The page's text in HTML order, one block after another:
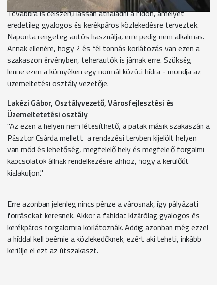
Továbbra is célszerű lassan áthaladni a hídon, amelyet
eredetileg gyalogos és kerékpáros közlekedésre terveztek.
Naponta rengeteg autós használja, erre pedig nem alkalmas.
Annak ellenére, hogy 2 és fél tonnás korlátozás van ezen a
szakaszon érvényben, teherautók is járnak erre. Szükség
lenne ezen a környéken egy normál közúti hídra - mondja az
üzemeltetési osztály vezetője.
Lakézi Gábor, Osztályvezető, Városfejlesztési és
Üzemeltetetési osztály
"Az ezen a helyen nem létesíthető, a patak másik szakaszán a
Pásztor Csárda mellett a rendezési tervben kijelölt helyen
van mód és lehetőség, megfelelő hely és megfelelő forgalmi
kapcsolatok állnak rendelkezésre ahhoz, hogy a kerülőút
kialakuljon."
Erre azonban jelenleg nincs pénze a városnak, így pályázati
forrásokat keresnek. Akkor a fahidat kizárólag gyalogos és
kerékpáros forgalomra korlátoznák. Addig azonban még ezzel
a híddal kell beérnie a közlekedőknek, ezért aki teheti, inkább
kerülje el ezt az útszakaszt.